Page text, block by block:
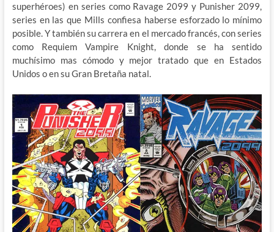
superhéroes) en series como Ravage 2099 y Punisher 2099,
series en las que Mills confiesa haberse esforzado lo mínimo
posible. Y también su carrera en el mercado francés, con series
como Requiem Vampire Knight, donde se ha sentido
muchísimo mas cómodo y mejor tratado que en Estados
Unidos o en su Gran Bretaña natal.